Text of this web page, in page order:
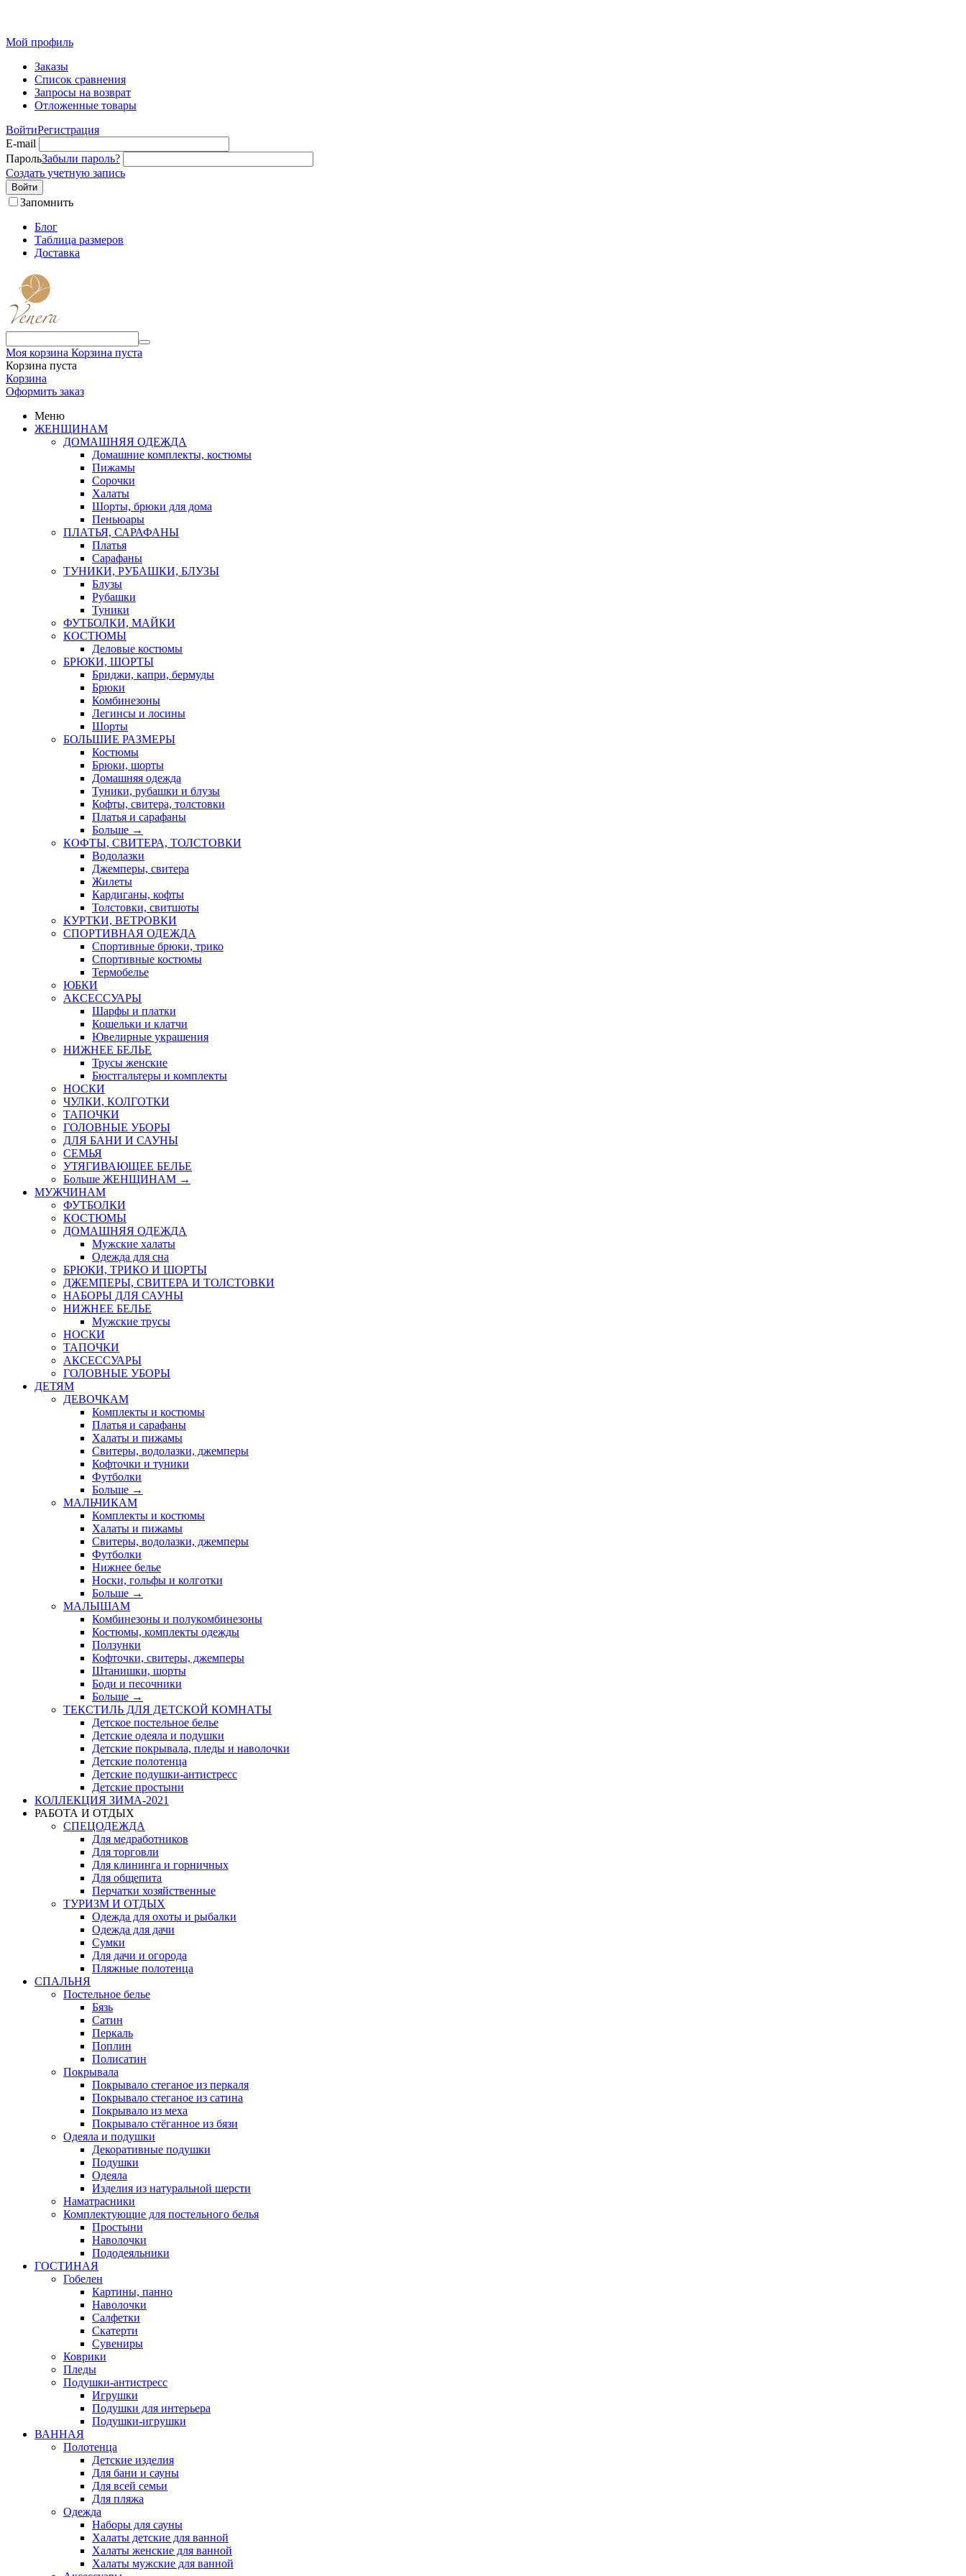
Мой профиль
Заказы
Список сравнения
Запросы на возврат
Отложенные товары
ВойтиРегистрация
E-mail
ПарольЗабыли пароль?
Создать учетную запись
Войти
Запомнить
Блог
Таблица размеров
Доставка
Моя корзина Корзина пуста
Корзина пуста
Корзина
Оформить заказ
Меню
ЖЕНЩИНАМ
ДОМАШНЯЯ ОДЕЖДА
Домашние комплекты, костюмы
Пижамы
Сорочки
Халаты
Шорты, брюки для дома
Пеньюары
ПЛАТЬЯ, САРАФАНЫ
Платья
Сарафаны
ТУНИКИ, РУБАШКИ, БЛУЗЫ
Блузы
Рубашки
Туники
ФУТБОЛКИ, МАЙКИ
КОСТЮМЫ
Деловые костюмы
БРЮКИ, ШОРТЫ
Бриджи, капри, бермуды
Брюки
Комбинезоны
Легинсы и лосины
Шорты
БОЛЬШИЕ РАЗМЕРЫ
Костюмы
Брюки, шорты
Домашняя одежда
Туники, рубашки и блузы
Кофты, свитера, толстовки
Платья и сарафаны
Больше →
КОФТЫ, СВИТЕРА, ТОЛСТОВКИ
Водолазки
Джемперы, свитера
Жилеты
Кардиганы, кофты
Толстовки, свитшоты
КУРТКИ, ВЕТРОВКИ
СПОРТИВНАЯ ОДЕЖДА
Спортивные брюки, трико
Спортивные костюмы
Термобелье
ЮБКИ
AКСЕССУАРЫ
Шарфы и платки
Кошельки и клатчи
Ювелирные украшения
НИЖНЕЕ БЕЛЬЕ
Трусы женские
Бюстгальтеры и комплекты
НОСКИ
ЧУЛКИ, КОЛГОТКИ
ТАПОЧКИ
ГОЛОВНЫЕ УБОРЫ
ДЛЯ БАНИ И САУНЫ
СЕМЬЯ
УТЯГИВАЮЩЕЕ БЕЛЬЕ
Больше ЖЕНЩИНАМ →
МУЖЧИНАМ
ФУТБОЛКИ
КОСТЮМЫ
ДОМАШНЯЯ ОДЕЖДА
Мужские халаты
Одежда для сна
БРЮКИ, ТРИКО И ШОРТЫ
ДЖЕМПЕРЫ, СВИТЕРА И ТОЛСТОВКИ
НАБОРЫ ДЛЯ САУНЫ
НИЖНЕЕ БЕЛЬЕ
Мужские трусы
НОСКИ
ТАПОЧКИ
АКСЕССУАРЫ
ГОЛОВНЫЕ УБОРЫ
ДЕТЯМ
ДЕВОЧКАМ
Комплекты и костюмы
Платья и сарафаны
Халаты и пижамы
Свитеры, водолазки, джемперы
Кофточки и туники
Футболки
Больше →
МАЛЬЧИКАМ
Комплекты и костюмы
Халаты и пижамы
Свитеры, водолазки, джемперы
Футболки
Нижнее белье
Носки, гольфы и колготки
Больше →
МАЛЫШАМ
Комбинезоны и полукомбинезоны
Костюмы, комплекты одежды
Ползунки
Кофточки, свитеры, джемперы
Штанишки, шорты
Боди и песочники
Больше →
ТЕКСТИЛЬ ДЛЯ ДЕТСКОЙ КОМНАТЫ
Детское постельное белье
Детские одеяла и подушки
Детские покрывала, пледы и наволочки
Детские полотенца
Детские подушки-антистресс
Детские простыни
КОЛЛЕКЦИЯ ЗИМА-2021
РАБОТА И ОТДЫХ
СПЕЦОДЕЖДА
Для медработников
Для торговли
Для клининга и горничных
Для общепита
Перчатки хозяйственные
ТУРИЗМ И ОТДЫХ
Одежда для охоты и рыбалки
Одежда для дачи
Сумки
Для дачи и огорода
Пляжные полотенца
СПАЛЬНЯ
Постельное белье
Бязь
Сатин
Перкаль
Поплин
Полисатин
Покрывала
Покрывало стеганое из перкаля
Покрывало стеганое из сатина
Покрывало из меха
Покрывало стёганное из бязи
Одеяла и подушки
Декоративные подушки
Подушки
Одеяла
Изделия из натуральной шерсти
Наматраcники
Комплектующие для постельного белья
Простыни
Наволочки
Пододеяльники
ГОСТИНАЯ
Гобелен
Картины, панно
Наволочки
Салфетки
Скатерти
Сувениры
Коврики
Пледы
Подушки-антистресс
Игрушки
Подушки для интерьера
Подушки-игрушки
ВАННАЯ
Полотенца
Детские изделия
Для бани и сауны
Для всей семьи
Для пляжа
Одежда
Наборы для сауны
Халаты детские для ванной
Халаты женские для ванной
Халаты мужские для ванной